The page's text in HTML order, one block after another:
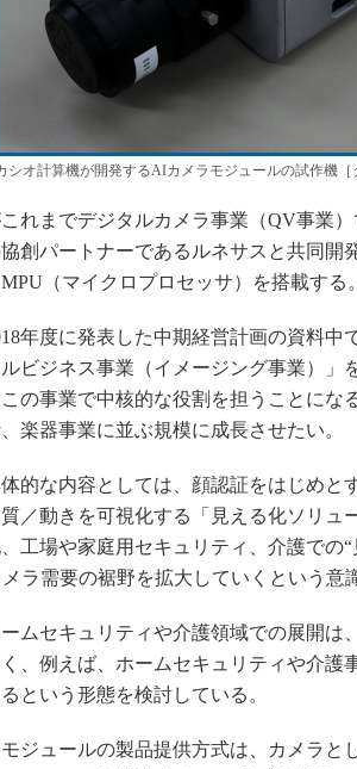
シオ計算機が開発するAIカメラモジュールの試作機［
れまでデジタルカメラ事業（QV事業）
創パートナーであるルネサスと共同開
（マイクロプロセッサ）を搭載する。
年度に発表した中期経営計画の資料中
ビジネス事業（イメージング事業）」
の事業で中核的な役割を担うことにな
楽器事業に並ぶ規模に成長させたい。
的な内容としては、顔認証をはじめと
／動きを可視化する「見える化ソリュ
工場や家庭用セキュリティ、介護での
ラ需要の裾野を拡大していくという意
ムセキュリティや介護領域での展開は
、例えば、ホームセキュリティや介護
という形態を検討している。
ジュールの製品提供方式は、カメラと